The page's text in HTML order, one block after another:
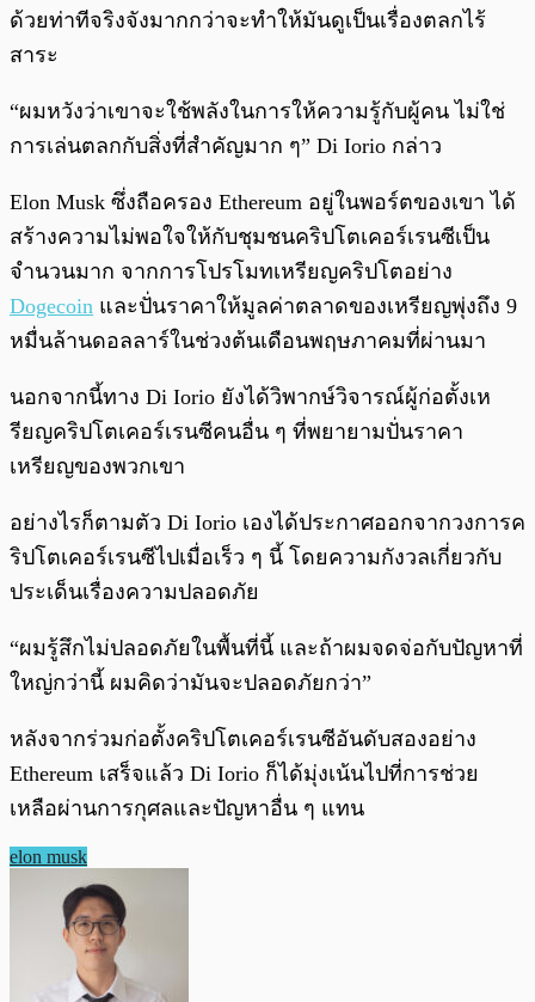
ด้วยท่าทีจริงจังมากกว่าจะทำให้มันดูเป็นเรื่องตลกไร้
สาระ
“ผมหวังว่าเขาจะใช้พลังในการให้ความรู้กับผู้คน ไม่ใช่
การเล่นตลกกับสิ่งที่สำคัญมาก ๆ” Di Iorio กล่าว
Elon Musk ซึ่งถือครอง Ethereum อยู่ในพอร์ตของเขา ได้
สร้างความไม่พอใจให้กับชุมชนคริปโตเคอร์เรนซีเป็น
จำนวนมาก จากการโปรโมทเหรียญคริปโตอย่าง
Dogecoin และปั่นราคาให้มูลค่าตลาดของเหรียญพุ่งถึง 9
หมื่นล้านดอลลาร์ในช่วงต้นเดือนพฤษภาคมที่ผ่านมา
นอกจากนี้ทาง Di Iorio ยังได้วิพากษ์วิจารณ์ผู้ก่อตั้งเห
รียญคริปโตเคอร์เรนซีคนอื่น ๆ ที่พยายามปั่นราคา
เหรียญของพวกเขา
อย่างไรก็ตามตัว Di Iorio เองได้ประกาศออกจากวงการค
ริปโตเคอร์เรนซีไปเมื่อเร็ว ๆ นี้ โดยความกังวลเกี่ยวกับ
ประเด็นเรื่องความปลอดภัย
“ผมรู้สึกไม่ปลอดภัยในพื้นที่นี้ และถ้าผมจดจ่อกับปัญหาที่
ใหญ่กว่านี้ ผมคิดว่ามันจะปลอดภัยกว่า”
หลังจากร่วมก่อตั้งคริปโตเคอร์เรนซีอันดับสองอย่าง
Ethereum เสร็จแล้ว Di Iorio ก็ได้มุ่งเน้นไปที่การช่วย
เหลือผ่านการกุศลและปัญหาอื่น ๆ แทน
elon musk